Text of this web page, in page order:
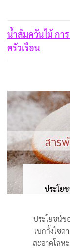
น้ำส้มควันไม้ กา
ครัวเรือน
ประโย
ประโยชน์ข
เบกกิ้งโซด
สะอาดโลห